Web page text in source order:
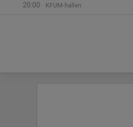
20:00
KFUM-hallen